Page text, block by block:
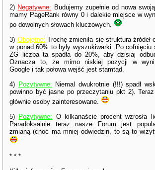
2) Negatywne: Budujemy zupełnie od nowa
mamy PageRank równy 0 i dalekie miejsce w
po dowolnych słowach kluczowych.
3) Obojętne: Trochę zmieniła się struktura źródeł
w ponad 60% to były wyszukiwarki. Po cofnięciu
ZG liczba ta spadła do 20%, aby dzisiaj
Oznacza to, że mimo niskiej pozycji w
Google i tak połowa wejść jest stamtąd.
4) Pozytywne: Niemal dwukrotnie (!!!) spadł
powinno być jasne po przeczytaniu pkt 2).
głównie osoby zainteresowane.
5) Pozytywne: O kilkanaście procent wzrosła
Paradoksalnie teraz nasze Forum jest
zmianą (choć ma mniej odwiedzin, to są to
* * *